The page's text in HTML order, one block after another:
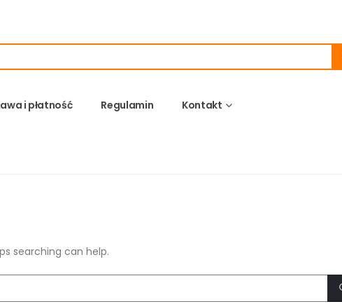
i płatność Regulamin Kontakt
searching can help.